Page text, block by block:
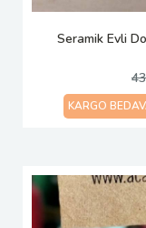
Seramik Evli
KARGO